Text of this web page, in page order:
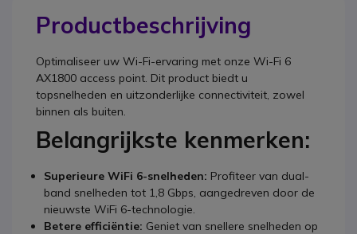
Productbeschrijving
Optimaliseer uw Wi-Fi-ervaring met onze Wi-Fi 6
AX1800 access point. Dit product biedt u
topsnelheden en uitzonderlijke connectiviteit, zowel
binnen als buiten.
Belangrijkste kenmerken:
Superieure WiFi 6-snelheden: Profiteer van dual-
band snelheden tot 1,8 Gbps, aangedreven door de
nieuwste WiFi 6-technologie.
Betere efficiëntie: Geniet van snellere snelheden op